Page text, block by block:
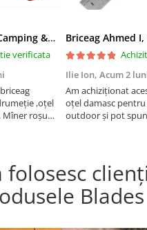
Briceag CMP10, Camping & Drumetie, Otel Damasc VG10 Core, Maner Albastru, 23 cm
verificata
,oțel
Mîner roșu
, vă
Ilie Ion, Acum 2
Am achiziționat
oțel damasc
outdoor și pot
folosesc
Blades